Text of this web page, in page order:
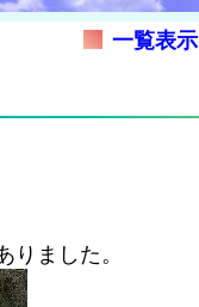
一覧表示
ました。